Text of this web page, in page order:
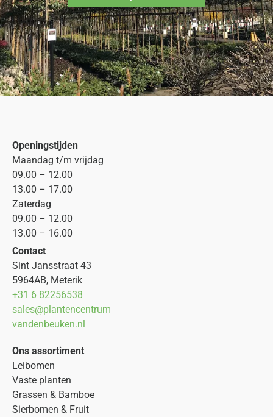
Openingstijden
Maandag t/m vrijdag
09.00 – 12.00
13.00 – 17.00
Zaterdag
09.00 – 12.00
13.00 – 16.00
Contact
Sint Jansstraat 43
5964AB, Meterik
+31 6 82256538
sales@plantencentrum
vandenbeuken.nl
Ons assortiment
Leibomen
Vaste planten
Grassen & Bamboe
Sierbomen & Fruit